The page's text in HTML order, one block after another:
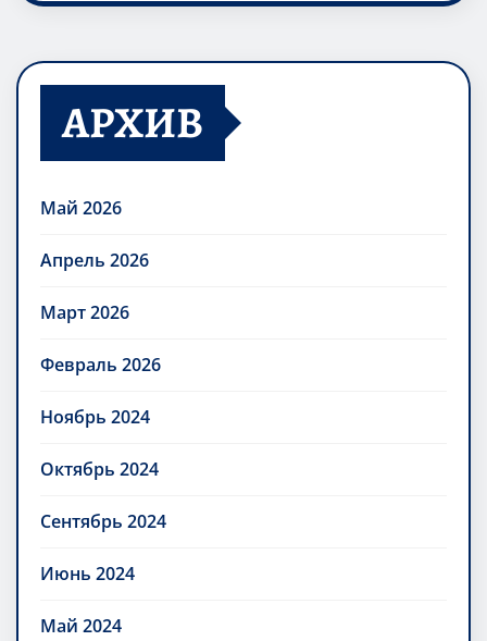
АРХИВ
Май 2026
Апрель 2026
Март 2026
Февраль 2026
Ноябрь 2024
Октябрь 2024
Сентябрь 2024
Июнь 2024
Май 2024